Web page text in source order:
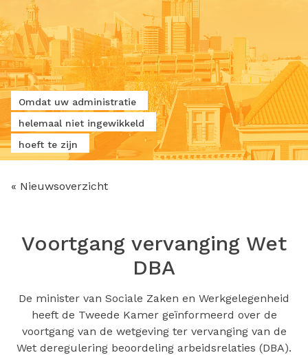
Omdat uw administratie
helemaal niet ingewikkeld
hoeft te zijn
« Nieuwsoverzicht
Voortgang vervanging Wet
DBA
De minister van Sociale Zaken en Werkgelegenheid
heeft de Tweede Kamer geïnformeerd over de
voortgang van de wetgeving ter vervanging van de
Wet deregulering beoordeling arbeidsrelaties (DBA).